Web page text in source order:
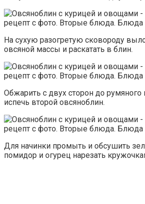
На сухую разогретую сковороду
овсяной массы и раскатать в блин.
Обжарить с двух сторон до румяного
испечь второй овсяноблин.
Для начинки промыть и обсушить
помидор и огурец нарезать